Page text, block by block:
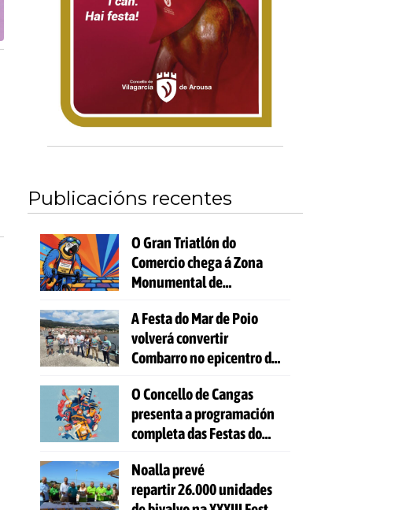
Publicacións recentes
O Gran Triatlón do
Comercio chega á Zona
Monumental de
A Festa do Mar de Poio
volverá convertir
Combarro no epicentro da
O Concello de Cangas
presenta a programación
completa das Festas do
Noalla prevé
repartir 26.000 unidades